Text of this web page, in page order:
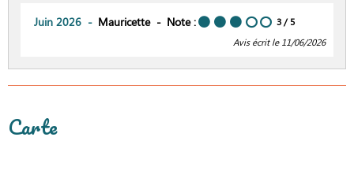
Juin 2026 Mauricette Note : 3 / 5
Avis écrit le 11/06/2026
Carte